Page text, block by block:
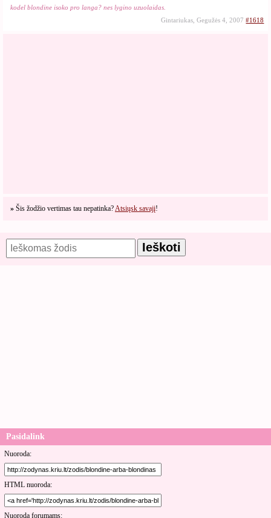
kodel blondine isoko pro langa? nes lygino uzuolaidas.
Gintariukas, Gegužės 4, 2007#1618
» Šis žodžio vertimas tau nepatinka?Atsiųsk savajį!
Pasidalink
Nuoroda:
HTML nuoroda:
Nuoroda forumams: